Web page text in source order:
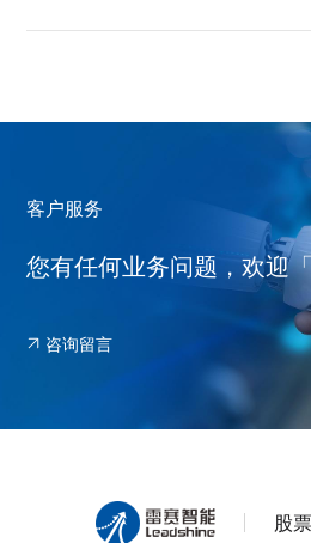
客户服务
您有任何业务问题，欢迎
咨询留言
股